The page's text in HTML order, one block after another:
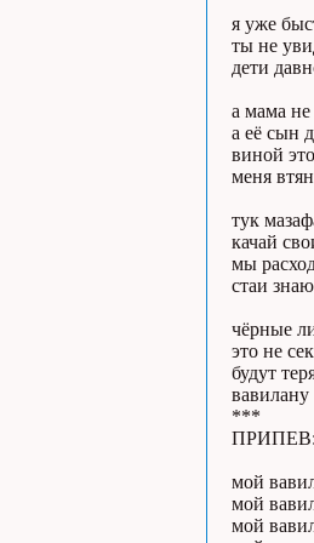
я уже
ты не
дети
а мама не
а её сын
виной
меня
тук
качай
мы
стаи
чёрные
это не
будут
***
мой
мой
мой